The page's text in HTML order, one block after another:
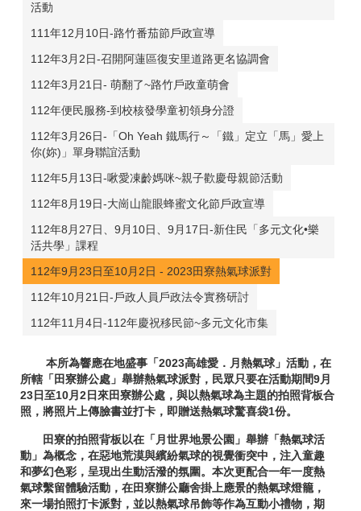
活動
111年12月10日-路竹番茄節戶政宣導
112年3月2日-召開阿蓮區復安里道路更名協調會
112年3月21日- 萌翻了~路竹戶政童萌會
112年便民服務-到校核發學童初領身分證
112年3月26日-「Oh Yeah 鐵馬行～「鐵」定立「馬」愛上
你(妳)」單身聯誼活動
112年5月13日-啾愛凍齡媽咪~親子歡慶母親節活動
112年8月19日-大崗山龍眼蜂蜜文化節戶政宣導
112年8月27日、9月10日、9月17日-新住民「多元文化•樂
活共學」課程
112年9月23日至10月2日 - 2023田寮熱氣球派對
112年10月21日-戶政人員戶政法令實務研討
112年11月4日-112年慶祝移民節~多元文化市集
本所為響應在地盛事「2023高雄愛．月熱氣球」活動，在
所轄「田寮辦公處」舉辦熱氣球派對，民眾只要在活動期間9月
23日至10月2日來田寮辦公處，與以熱氣球為主題的拍照背板合
照，將照片上傳臉書並打卡，即贈送熱氣球驚喜袋1份。
田寮的拍照背板以在「月世界地景公園」舉辦「熱氣球活
動」為概念，在惡地荒漠與繽紛氣球的視覺衝突中，注入童趣
和夢幻色彩，呈現出生動活潑的氛圍。本次更配合一年一度熱
氣球繫留體驗活動，在田寮辦公廳舍掛上應景的熱氣球燈籠，
來一場拍照打卡派對，並以熱氣球吊飾等作為互動小禮物，期